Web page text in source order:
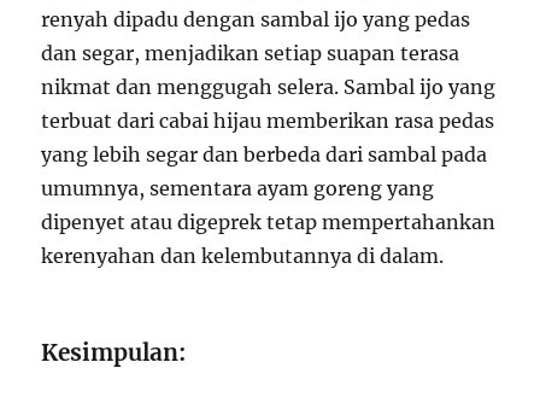
renyah dipadu dengan sambal ijo yang pedas
dan segar, menjadikan setiap suapan terasa
nikmat dan menggugah selera. Sambal ijo yang
terbuat dari cabai hijau memberikan rasa pedas
yang lebih segar dan berbeda dari sambal pada
umumnya, sementara ayam goreng yang
dipenyet atau digeprek tetap mempertahankan
kerenyahan dan kelembutannya di dalam.
Kesimpulan: